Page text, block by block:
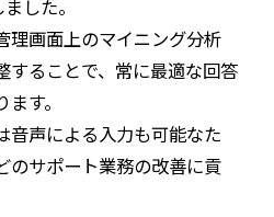
した。
理画面上のマイニング分析
することで、常に最適な回答
す。
音声による入力も可能なた
のサポート業務の改善に貢